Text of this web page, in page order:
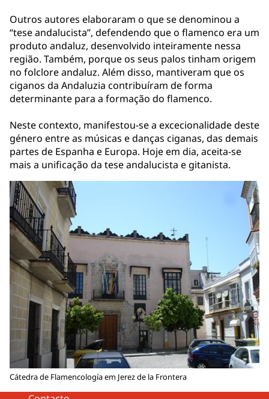
Outros autores elaboraram o que se denominou a
“tese andalucista”, defendendo que o flamenco era um
produto andaluz, desenvolvido inteiramente nessa
região. Também, porque os seus palos tinham origem
no folclore andaluz. Além disso, mantiveram que os
ciganos da Andaluzia contribuíram de forma
determinante para a formação do flamenco.
Neste contexto, manifestou-se a excecionalidade deste
género entre as músicas e danças ciganas, das demais
partes de Espanha e Europa. Hoje em dia, aceita-se
mais a unificação da tese andalucista e gitanista.
Cátedra de Flamencología em Jerez de la Frontera